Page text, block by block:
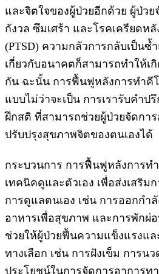
และจิตใจของผู้ป่วยอีกด้วย ผู้ป่ว
กังวล ซึมเศร้า และโรคเครียดห
(PTSD) ความกลัวการกลับเป็น
เกี่ยวกับอนาคตก็สามารถทำให้เ
กัน ฉะนั้น การฟื้นฟูหลังการทำคี
แบบไม่ว่าจะเป็น การเรารับคำป
ฝึกสติ ที่สามารถช่วยผู้ป่วยจัดกา
ปรับปรุงสุขภาพจิตของตนเองได้
กระบวนการ การฟื้นฟูหลังการท
เทคนิคดูและตัวเอง เพื่อส่งเสริม
การดูแลตนเอง เช่น การออกกำ
อาหารเพื่อสุขภาพ และการพักผ่
ช่วยให้ผู้ป่วยฟื้นความแข็งแรงแล
ทางเลือก เช่น การฝังเข็ม การน
ประโยชน์ในการจัดการอาการท